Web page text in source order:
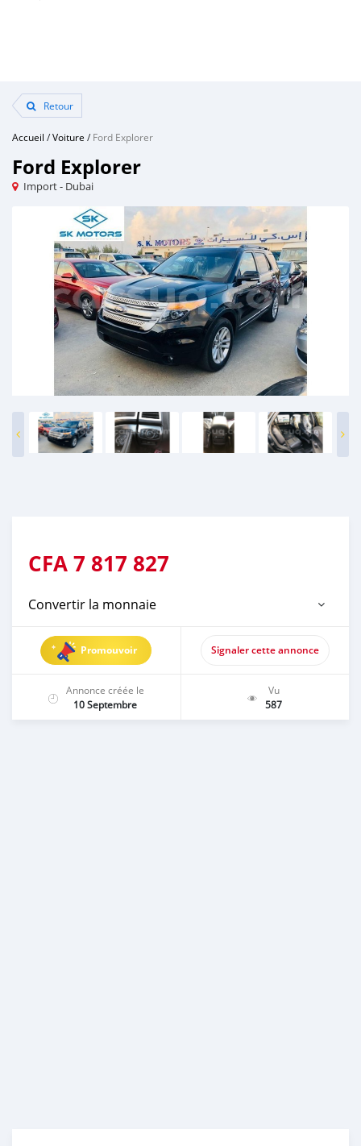
Retour
Accueil /Voiture /Ford Explorer
Ford Explorer
Import - Dubai
CFA7 817 827
Convertir la monnaie
Promouvoir Signaler cette annonce
Annonce créée le
10 Septembre
Vu
587